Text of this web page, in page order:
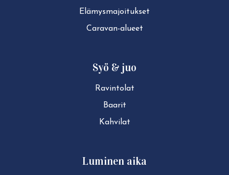
Elä­mys­ma­joi­tuk­set
Caravan-alueet
Syö & juo
Ravintolat
Baarit
Kahvilat
Luminen aika